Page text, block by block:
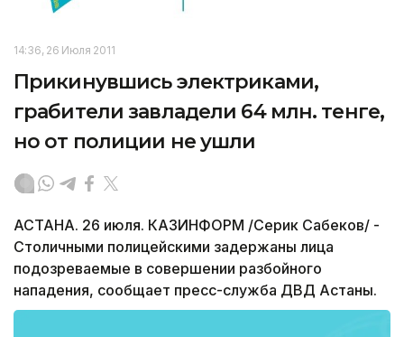
14:36, 26 Июля 2011
Прикинувшись электриками,
грабители завладели 64 млн. тенге,
но от полиции не ушли
АСТАНА. 26 июля. КАЗИНФОРМ /Серик Сабеков/ -
Столичными полицейскими задержаны лица
подозреваемые в совершении разбойного
нападения, сообщает пресс-служба ДВД Астаны.